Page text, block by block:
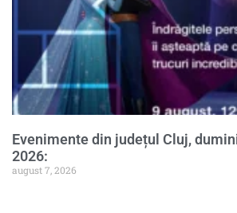
Evenimente din județul Cluj,
2026:
august 7, 2026